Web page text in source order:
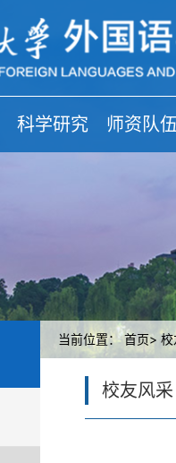
科学研究 师资队
当前位置： 首页> 校
校友风采